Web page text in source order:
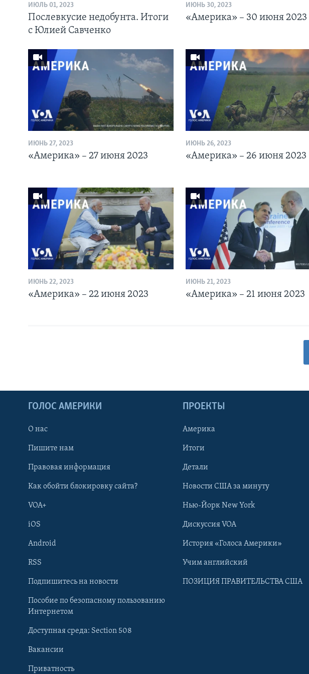
Learning English
ИЮЛЬ 01, 2023
Послевкусие недобунта. Итоги
с Юлией Савченко
ИЮНЬ 30, 2023
«Америка» – 30 июня 2023
ИЮНЬ 27, 2023
«Америка» – 27 июня 2023
ИЮНЬ 26, 2023
«Америка» – 26 июня 2023
ИЮНЬ 22, 2023
«Америка» – 22 июня 2023
ИЮНЬ 21, 2023
«Америка» – 21 июня 2023
ГОЛОС АМЕРИКИ
О нас
Пишите нам
Правовая информация
Как обойти блокировку сайта?
VOA+
iOS
Android
RSS
Подпишитесь на новости
Пособие по безопасному пользованию
Интернетом
Доступная среда: Section 508
Вакансии
Приватность
ПРОЕКТЫ
Америка
Итоги
Детали
Новости США за минуту
Нью-Йорк New York
Дискуссия VOA
История «Голоса Америки»
Учим английский
ПОЗИЦИЯ ПРАВИТЕЛЬСТВА США